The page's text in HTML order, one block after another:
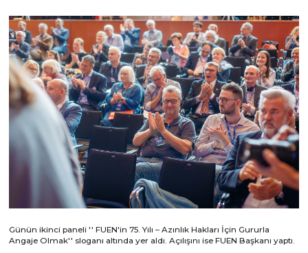
Günün ikinci paneli '' FUEN'in 75. Yılı – Azınlık Hakları İçin Gururla
Angaje Olmak'' sloganı altında yer aldı. Açılışını ise FUEN Başkanı yaptı.